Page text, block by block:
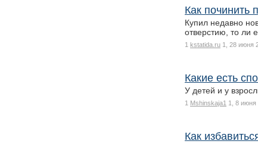
Как починить
Купил недавно
отверстию, то ли
1 kstatida.ru 1, 28 июня
Какие есть
У детей и у
1 Mshinskaja1 1, 8 июня
Как